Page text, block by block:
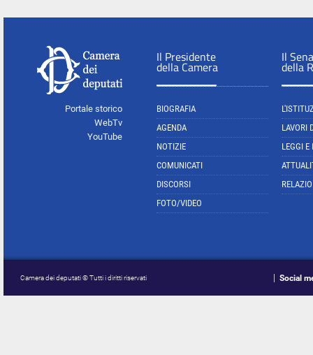
Portale storico
WebTv
YouTube
Il Presidente
della Camera
BIOGRAFIA
AGENDA
NOTIZIE
COMUNICATI
DISCORSI
FOTO/VIDEO
Il
della
LAVORI
LEGGI E
Camera dei deputati © Tutti i diritti riservati Social